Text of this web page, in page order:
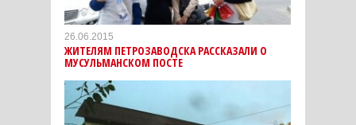
26.06.2015
ЖИТЕЛЯМ ПЕТРОЗАВОДСКА РАССКАЗАЛИ О
МУСУЛЬМАНСКОМ ПОСТЕ